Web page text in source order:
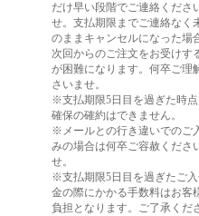
だけ早い段階でご連絡くださ
せ。支払期限までご連絡なく
のままキャンセルになった場
次回からのご注文をお受けす
が困難になります。何卒ご理
さいませ。
※支払期限5日目を過ぎた時
確保の確約はできません。
※メールとの行き違いでのご
みの場合は何卒ご容赦くださ
せ。
※支払期限5日目を過ぎたご
金の際にかかる手数料はお客
負担となります。ご了承くだ